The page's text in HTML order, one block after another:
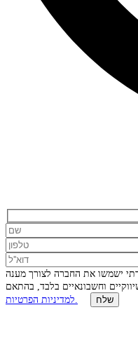
ישמשו את החברה לצורך מענה
וחשבונאיים בלבד, בהתאם